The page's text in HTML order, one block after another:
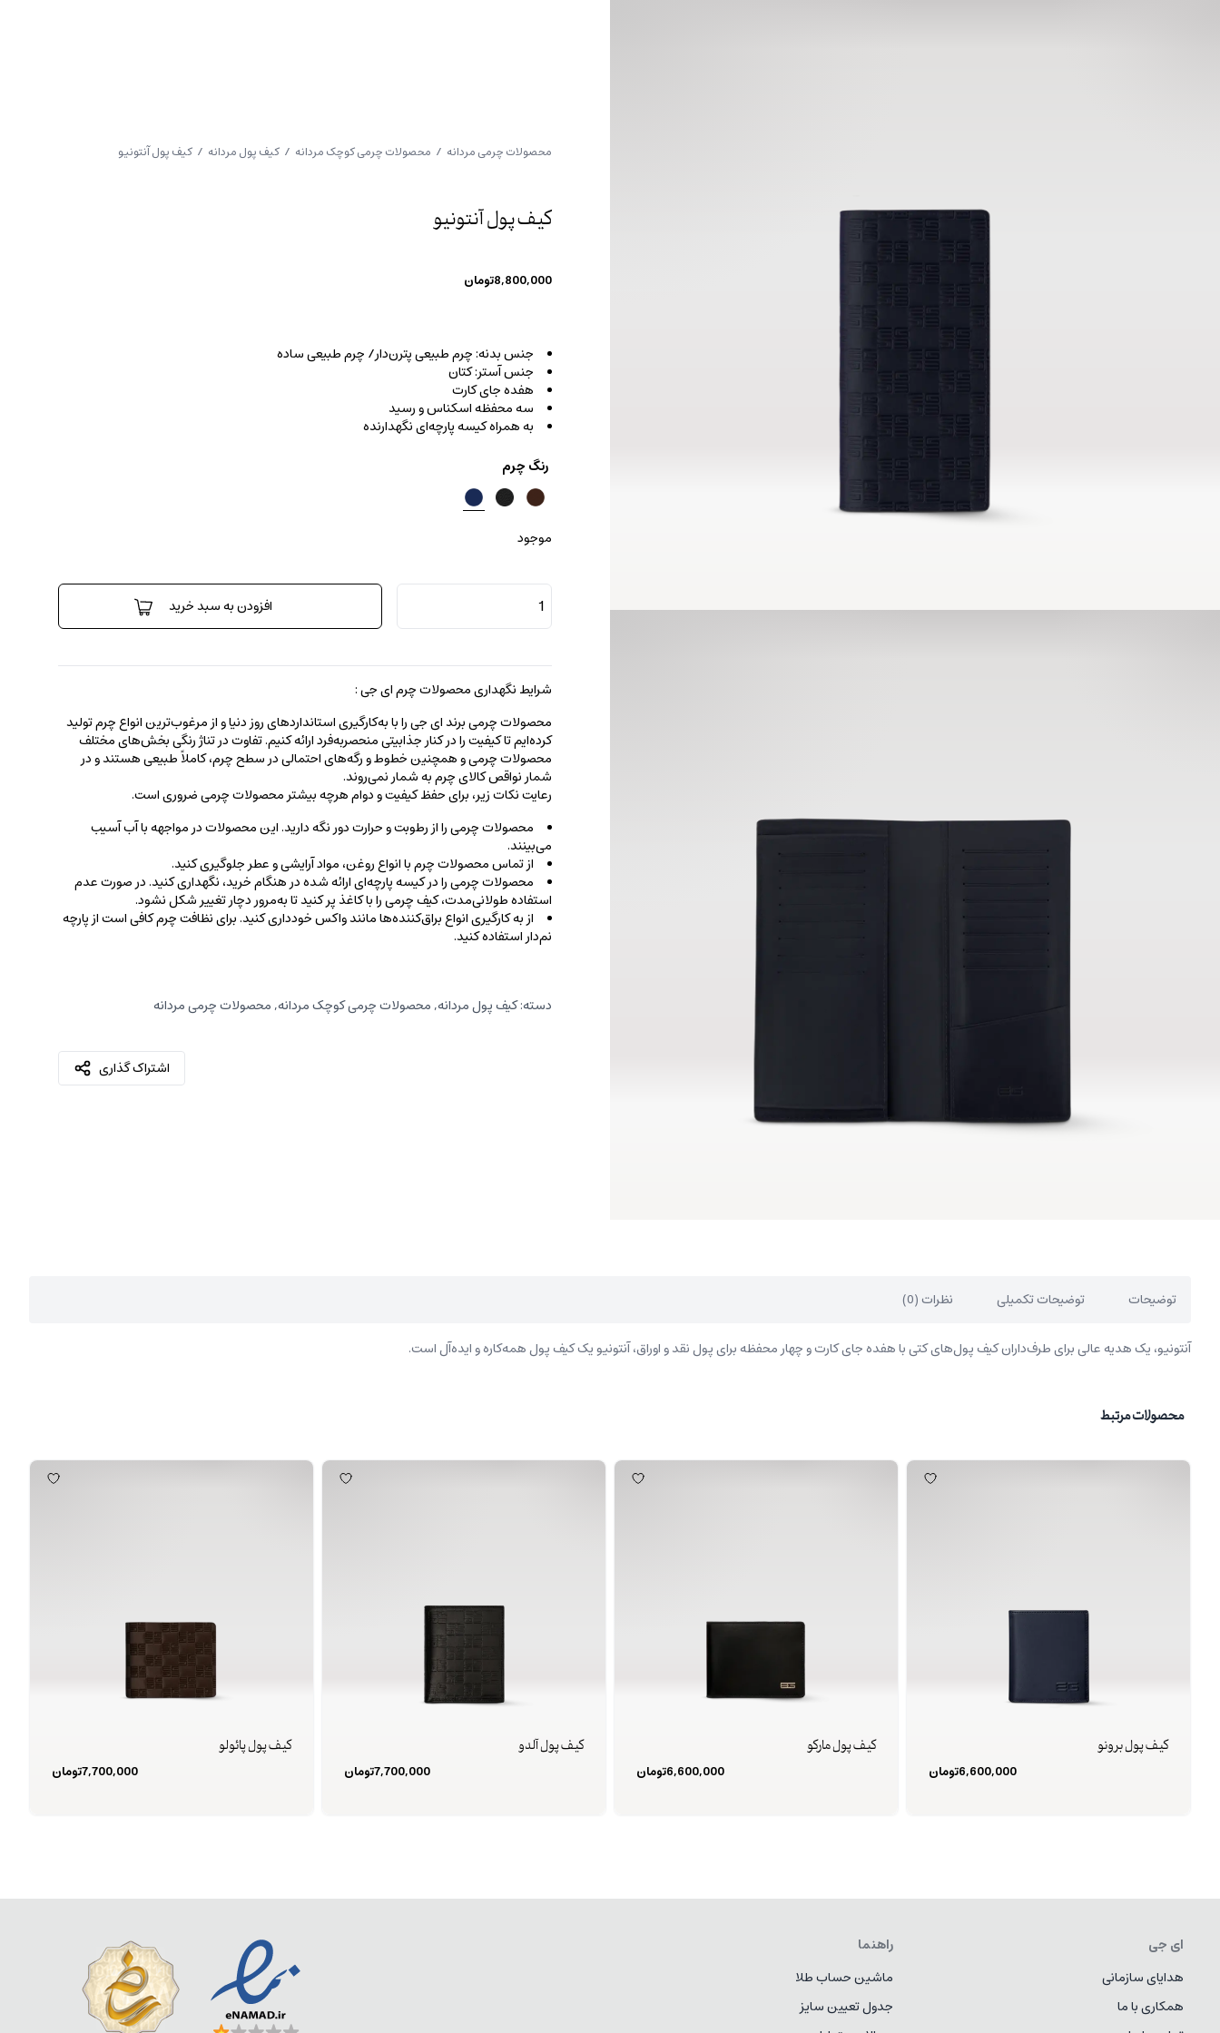
محصولات چرمی مردانه / محصولات چرمی کوچک مردانه / کیف پول مردانه / کیف پول آنتونیو
کیف پول آنتونیو
8,800,000تومان
جنس بدنه: چرم طبیعی پترن‌دار/ چرم طبیعی ساده
جنس آستر: کتان
هفده جای کارت
سه محفظه اسکناس و رسید
به همراه کیسه پارچه‌ای نگهدارنده
رنگ چرم
موجود
کیف
پول
آنتونیو
افزودن به سبد خرید
شرایط نگهداری محصولات چرم ای جی :
محصولات چرمی برند ای جی را با به‌کارگیری استانداردهای روز دنیا و از مرغوب‌ترین انواع چرم تولید
کرده‌ایم تا کیفیت را در کنار جذابیتی منحصربه‌فرد ارائه کنیم. تفاوت در تناژ رنگی بخش‌های مختلف
محصولات چرمی و همچنین خطوط و رگه‌‌های احتمالی در سطح چرم، کاملاً طبیعی هستند و در
شمار نواقص کالای چرم به شمار نمی‌روند.
رعایت نکات زیر، برای حفظ کیفیت و دوام هرچه بیشتر محصولات چرمی ضروری است.
محصولات چرمی را از رطوبت و حرارت دور نگه دارید. این محصولات در مواجهه با آب آسیب
می‌بینند.
از تماس محصولات چرم با انواع روغن‌، مواد آرایشی و عطر جلوگیری کنید.
محصولات چرمی را در کیسه‌ پارچه‌ای ارائه شده در هنگام خرید، ‌نگهداری کنید. در صورت عدم
استفاده طولانی‌مدت، کیف‌ چرمی را با کاغذ پر کنید تا به‌مرور دچار تغییر شکل نشود.
از به کارگیری انواع براق‌کننده‌ها مانند واکس خودداری کنید. برای نظافت چرم کافی است از پارچه‌
نم‌دار استفاده کنید.
دسته:کیف پول مردانه,محصولات چرمی کوچک مردانه,محصولات چرمی مردانه
اشتراک گذاری
توضیحات توضیحات تکمیلی نظرات (0)
آنتونیو، یک هدیه عالی برای طرف‌داران کیف پول‌های کتی با هفده جای کارت و چهار محفظه برای پول نقد و اوراق، آنتونیو یک کیف پول همه‌کاره و ایده‌آل است.
محصولات مرتبط
کیف پول برونو
6,600,000تومان
کیف پول مارکو
6,600,000تومان
کیف پول آلدو
7,700,000تومان
کیف پول پائولو
7,700,000تومان
ای جی
هدایای سازمانی
همکاری با ما
راهنما
ماشین حساب طلا
جدول تعیین سایز